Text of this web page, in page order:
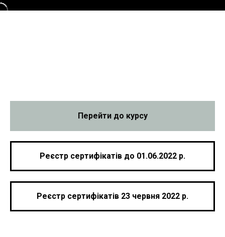
Перейти до курсу
Реєстр сертифікатів до 01.06.2022 р.
Реєстр сертифікатів 23 червня 2022 р.